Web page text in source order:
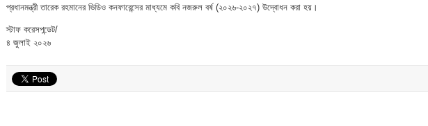
প্রধানমন্ত্রী তারেক রহমানের ভিডিও কনফারেন্সের মাধ্যমে কবি নজরুল বর্ষ (২০২৬-২০২৭) উদ্বোধন করা হয়।
স্টাফ করেসপন্ডেট/
৪ জুলাই ২০২৬